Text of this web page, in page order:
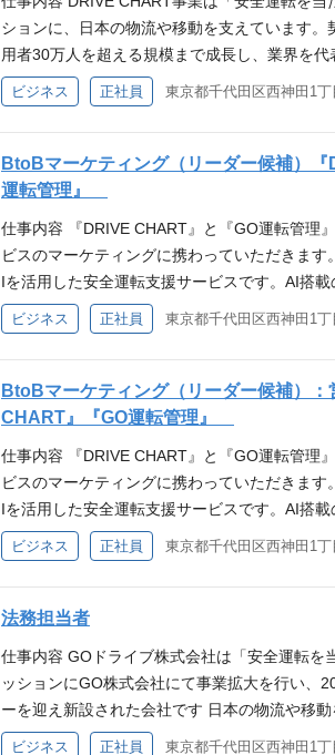
をクイックに実装し、機能を開発します。 ・
き込んで、各視点でINPUTし合い、プロダクト
がって、能動的に自ら課題を見つけ、自ら解決
ていると思います。 応募要件 ■必須要件 ・
・Go or Ruby or Node.js 等を使ったシステム
はキャッチアップ可能な方） ・Linux環境での
要件 ・Gitを用いたチーム開発の経験 ・アジャ
開発経験 ・SRE経験（インフラ構築・運用経
ティ領域の進化や社会貢献に共感し、技術だけ
にコミット出来る方 ・「広い視野」と「長い視
環境 ・OS・プラットフォーム: Android / iOS /
言語: Java / Kotlin / Dart / Python / Rust / C /
・インフラ：AWS / GCP ・ソースコード管理:
ンジニア全体で10名。 新規デバイス、サービ
す。 要求された案件だけでなく自ら何が必要
メンバーの活躍の幅が広いためお互いに助け合
長していける組織です。 事業全体での風通しは
ー・AIとも頻繁にコミュニケーションを取るこ
らず、他部門との連携はもちろん、事業全体の
できます。 お客様が直接使用する機器・アプリ
客様の現場に直接赴き、調査・解決を行うこと
tterアプリの開発・運用経験 ・GitおよびGitHub
ム開発経験 ■歓迎要件 ・C/C++・Rustを使った
OS/Androidアプリのストア運用経験 ・DB(SQL
析経験 ・Pythonを使ったデータ処理経験 ・
使用した開発経験 ・フィールドエンジニアリ
国・台湾）のハードウェアベンダーと共同開発
品質には妥協せず、責任感を持って業務に取り
リングとビジネスの両面から深く関わっていた
Go / Python / TypeScript データベース:
Query インフラ: AWS / GCP IaC: AWS CDK /
GitHub CI/CD: GitHub Actions IDE: IntelliJ /
IS / QGIS 所属組織 バックエンド/データエン
です。 顧客/パートナーとの要件定義から設計
が一気通貫で行います。 顧客とコミュニケーシ
ルの開発を担うデータサイエンティストのチー
テム開発・改善を行います。 応募要件 ■必須要
発・運用経験（もしくは静的型付け言語の経験
な方） ・空間情報 / GIS / 地図が関係するシス
ースの構築・運用・保守経験 ・AWSやGCPな
いたサービス開発・運用経験 ■歓迎要件 ・空間
度な専門知識 ・機械学習モデルで推論を行うシ
CDK(TypeScript)によるAWSインフラ管理の経
投入を行うパイプラインの開発経験 ・ゼロから
を取りサービスの立ち上げを行った経験 ・Web
ド・バックエンドの開発経験 ・普通自動車免許
ィ領域や地図領域の進化、および社会貢献に共
に妥協せず自らの業務を遂行できる方 ・相手を
ンを取れる方
善の経験 • 定量データに基づいたPDCA推進の
利用率、成果指標（本件におけるリスク運転削
し、ボトルネックを特定して改善施策を回した
タッチ施策の実務経験 MAツールやCSツールを
連携要件を定義できる方 • エンドユーザー（現
決能力 ■歓迎する経験・スキル • SaaSビジネス
マーサクセス・オペレーションズ）の経験 • BI
ooker Studio等）を用いたダッシュボード作成
出・分析スキル エンジニアに依頼せずとも、自
仮説検証ができるレベル • IoTプロダクトやハ
験 「初期セットアップ（機器設置）」というハ
セーフティ・モビリティ分野への関心 ■求める
向でオーナーシップを持ちプロジェクトの遂行
て「仕組み」を作れる方 ファクト（数値・デー
ら新たな「勝ちパターン」を見つけ出せる方
X）向上・プロダクト改善】 ・「質問を生まな
た、チュートリアルやオンボーディングツール
の声）や問い合わせデータ、ユーザーの行動ロ
ームに対するUI/UX改善や新機能の要件定義・
テクニカルサポート（Tier2/Tier3）、セールス
ム保守運用等の実務経験（目安：3年以上） ・
ム仕様やログ・データベース調査結果をもとに
務プロセスを改善（BPR）した経験、または強
・顧客の課題を本質的に理解し、マニュアル
などの根本解決に導いた経験 ・外部委託先（
ョン経験、または業務設計の経験 ■ 歓迎要件（
ツール（Pendo、WalkMe、KARTEなど）を用
プアップの設計・運用経験 ・LLM（大規模言語
した業務効率化プロジェクトのリード経験 ・
など）に関するサポート経験 ・Webアプリケ
する基礎的な知識・理解 ■ 求める人物像 ・問
なく、「無くす（自己解決・UI改善）」ことに
クノロジー（AI等）を積極的に学習し、実際の
行力のある方 ・技術的な制約とユーザーの理
ながら、最適解を模索できる方 ・開発チーム、
ある方
していただきます。 ■ 業務内容 【エスカレー
・ドライブレコーダー機器（ハードウェア）お
リスク検知に関する技術的な2次エスカレーシ
応を行う外注先（コールセンター等）のマネジ
更新、問い合わせの自動分類などの企画・実装
（セルフサーブ）を向上させるための仕組み作
X）向上・プロダクト改善】 ・「質問を生まな
た、チュートリアルやオンボーディングツー
の声）や問い合わせデータ、ユーザーの行動ロ
ームに対するUI/UX改善や新機能の要件定義・
テクニカルサポート（Tier2/Tier3）、セールス
ム保守運用等の実務経験（目安：3年以上） ・
ム仕様やログ・データベース調査結果をもとに
ョンをとった経験 ・テクノロジー（AI、自動化
・顧客の課題を本質的に理解し、マニュアル化
などの根本解決に導いた経験 ・外部委託先（
ョン経験、または業務設計の経験 ■ 歓迎要件
ータ抽出・分析の実務経験（Redash,
プアップの設計・運用経験 ・LLM（大規模言語
した業務効率化プロジェクトのリード経験 ・
など）に関するサポート経験 ・Webアプリケ
する基礎的な知識・理解 ■ 求める人物像 ・問
なく、「無くす（自己解決・UI改善）」ことに
ションに、日本の物流や移動を支えています。
用者30万人を超える規模まで成長し、業界を代
業にも複数導入いただいております。 営業チー
イミングで組織/個人双方のさらなる営業力の強
を推進していただきます。 業務内容 ・①営業
改善、③数値管理の改善 ・営業戦略・戦術の検
業目標・KPIの策定・営業提案 ・課題分析と打
セールス、マーケティング部門、プロダクトと
み ・他部門（カスタマーサクセス部、事業推進
題への取り組み（解決に向けた調査、施策検討
し込み） ※ こちらのポジションは、GO株式会
ける戦略/戦術の立案/実行の経験 ・再現性の高
継続して優れた成績をあげてきた経験 ・各種課
企画・実行・検証を通じて、商談化率・受注率
業をダイナミックな成長に導いた経験 ・Web/
の企画経験 ・営業組織で活用する汎用的な営業
析力 ・AIを活用した業務改善経験 ・営業関連
ジメント経験 ■求める人物像 ・1人称かつチー
持ちプロジェクトの遂行ができる方 ・泥臭い
かせる方 ・曖昧・不確実・不安定な状況を楽し
RIVE CHART」は自動運転、そして街づくりの
T』 3周年。「交通事故のない社会」を目指し
ちらはGO株式会社の記事となります
ビジネス 正社員
BtoBマーケティング（リーダー候補）
運転管理』
仕事内容 『DRIVE CHART』と『GO運転管理
ビスのマーケティングに携わっていただきます
Iを活用した安全運転支援サービスです。AI搭載
ーにより運転を解析し、脇見運転や一時不停止
転行動を、自動的に検出して、映像と運転デー
指導に活用いただくことで、社用車を利用する
を支援します。幅広い業種のお客様に導入いた
突破しており、平均月次解約率0.35%と多くの
ービスです。企業のドライバーが対応しなけれ
点呼、日報作成などの日々の業務を、スマホア
ようになります。『DRIVE CHART』との相乗
サービス提供を開始しました。 どちらのサー
業へ導入いただくことにより、安全・安心な交
いくことができます。 今回募集するポジション
得、商談創出までのマーケティング施策を、
企画・実行・検証する役割です。特定の領域に
インパクトがある施策を自分で考え、チームメ
ビジネス 正社員
BtoBマーケティング（リーダー候補）
CHART』『GO運転管理』
仕事内容 『DRIVE CHART』と『GO運転管理
ビスのマーケティングに携わっていただきます
Iを活用した安全運転支援サービスです。AI搭載
ーにより運転を解析し、脇見運転や一時不停止
転行動を、自動的に検出して、映像と運転デー
指導に活用いただくことで、社用車を利用する
を支援します。幅広い業種のお客様に導入いた
いただいています。 『GO運転管理』は、アプ
ービスです。企業のドライバーが対応しなけれ
点呼、日報作成などの日々の業務を、スマホア
ようになります。『DRIVE CHART』との相乗
ビジネス 正社員
法務担当者
仕事内容 GOドライブ株式会社は「安全運転を
ッションにGO株式会社にて事業拡大を行い、
ーを迎え新設された会社です 日本の物流や移動
を超える規模まで成長し、日本を代表するエン
ビジネス 正社員